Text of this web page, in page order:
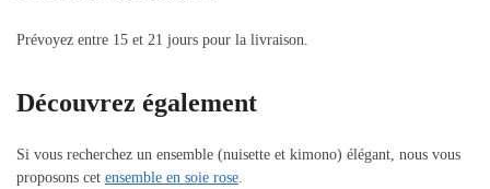
Prévoyez entre 15 et 21 jours pour la livraison.
Découvrez également
Si vous recherchez un ensemble (nuisette et kimono) élégant, nous vous
proposons cet ensemble en soie rose.